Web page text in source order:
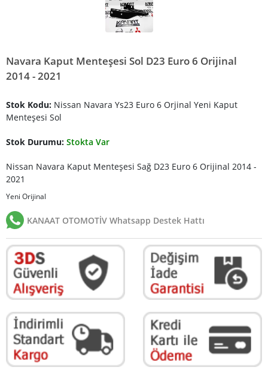
Navara Kaput Menteşesi Sol D23 Euro 6 Orijinal
2014 - 2021
Stok Kodu: Nissan Navara Ys23 Euro 6 Orjinal Yeni Kaput
Menteşesi Sol
Stok Durumu: Stokta Var
Nissan Navara Kaput Menteşesi Sağ D23 Euro 6 Orijinal 2014 -
2021
Yeni Orijinal
KANAAT OTOMOTİV Whatsapp Destek Hattı